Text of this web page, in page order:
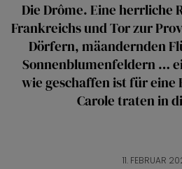
Die Drôme. Eine herrliche
Frankreichs und Tor zur
Dörfern, mäandernden
Sonnenblumenfeldern …
wie geschaffen ist für eine
Carole traten in
11. FEBRUAR